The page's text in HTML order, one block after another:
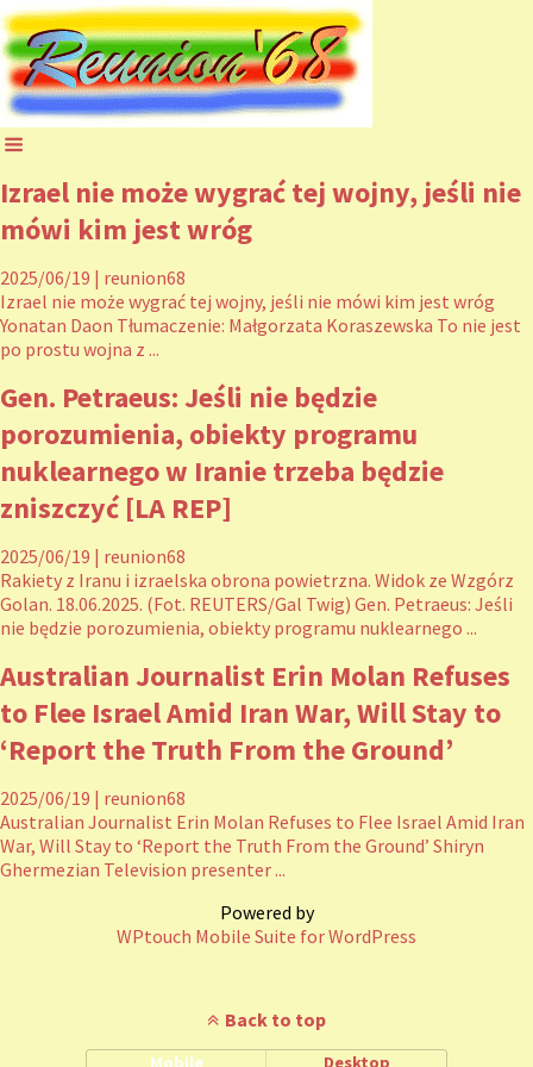
Izrael nie może wygrać tej wojny, jeśli nie
mówi kim jest wróg
2025/06/19 | reunion68
Izrael nie może wygrać tej wojny, jeśli nie mówi kim jest wróg
Yonatan Daon Tłumaczenie: Małgorzata Koraszewska To nie jest
po prostu wojna z ...
Gen. Petraeus: Jeśli nie będzie
porozumienia, obiekty programu
nuklearnego w Iranie trzeba będzie
zniszczyć [LA REP]
2025/06/19 | reunion68
Rakiety z Iranu i izraelska obrona powietrzna. Widok ze Wzgórz
Golan. 18.06.2025. (Fot. REUTERS/Gal Twig) Gen. Petraeus: Jeśli
nie będzie porozumienia, obiekty programu nuklearnego ...
Australian Journalist Erin Molan Refuses
to Flee Israel Amid Iran War, Will Stay to
‘Report the Truth From the Ground’
2025/06/19 | reunion68
Australian Journalist Erin Molan Refuses to Flee Israel Amid Iran
War, Will Stay to ‘Report the Truth From the Ground’ Shiryn
Ghermezian Television presenter ...
Powered by
WPtouch Mobile Suite for WordPress
Back to top
Mobile Desktop